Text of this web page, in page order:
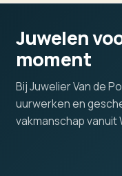
Juwelen
moment
Bij Juwelier Van de
uurwerken en
vakmanschap vanuit